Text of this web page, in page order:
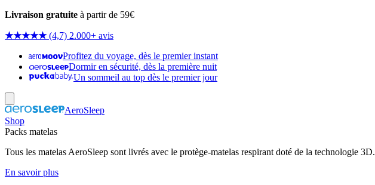
Livraison gratuite à partir de 59€
★★★★★ (4,7) 2.000+ avis
Profitez du voyage, dès le premier instant
Dormir en sécurité, dès la première nuit
Un sommeil au top dès le premier jour
AeroSleep
Shop
Packs matelas
Tous les matelas AeroSleep sont livrés avec le protège-matelas respirant doté de la technologie 3D.
En savoir plus